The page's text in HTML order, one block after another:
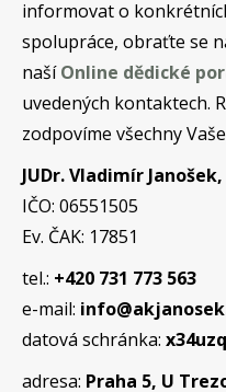
informovat o
spolupráce, obraťte se
našíOnline dědické
uvedených kontaktech.
zodpovíme všechny
JUDr. Vladimír
IČO: 06551505
Ev. ČAK: 17851
tel.: +420 731 773 563
e-mail:
datová schránka:
adresa: Praha 5, U